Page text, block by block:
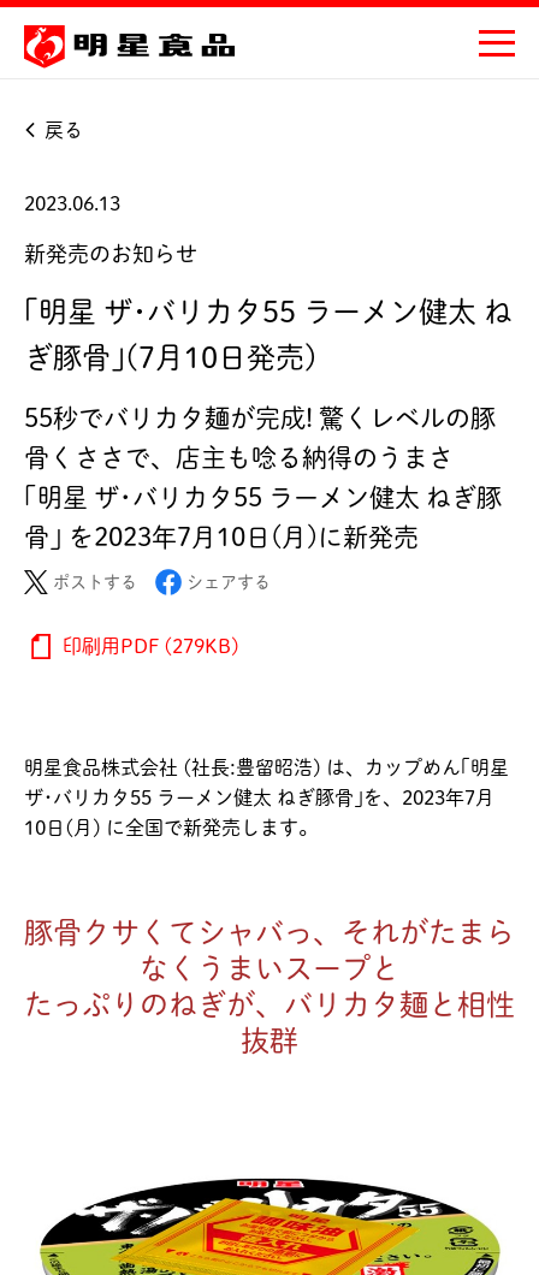
戻る
2023.06.13
新発売のお知らせ
｢明星 ザ･バリカタ55 ラーメン健太 ね
ぎ豚骨｣(7月10日発売)
55秒でバリカタ麺が完成! 驚くレベルの豚
骨くささで、店主も唸る納得のうまさ
｢明星 ザ･バリカタ55 ラーメン健太 ねぎ豚
骨｣ を2023年7月10日(月)に新発売
ポストする シェアする
印刷用PDF (279KB)
明星食品株式会社 (社長:豊留昭浩) は、カップめん｢明星
ザ･バリカタ55 ラーメン健太 ねぎ豚骨｣を、2023年7月
10日(月) に全国で新発売します。
豚骨クサくてシャバっ、それがたまら
なくうまいスープと
たっぷりのねぎが、バリカタ麺と相性
抜群